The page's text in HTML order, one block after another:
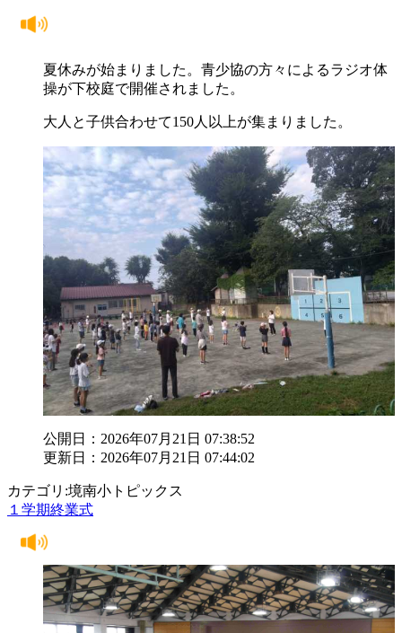
夏休みが始まりました。青少協の方々によるラジオ体
操が下校庭で開催されました。
大人と子供合わせて150人以上が集まりました。
公開日：2026年07月21日 07:38:52
更新日：2026年07月21日 07:44:02
カテゴリ:境南小トピックス
１学期終業式